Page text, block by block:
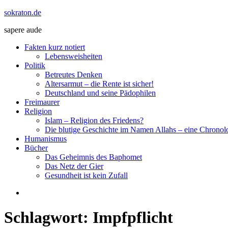
Zum
springen
sokraton.de
sapere aude
Menü
Fakten kurz notiert
Lebensweisheiten
Politik
Betreutes Denken
Altersarmut – die Rente ist sicher!
Deutschland und seine Pädophilen
Freimaurer
Religion
Islam – Religion des Friedens?
Die blutige Geschichte im Namen Allahs – eine
Humanismus
Bücher
Das Geheimnis des Baphomet
Das Netz der Gier
Gesundheit ist kein Zufall
Schlagwort: Impfpflicht